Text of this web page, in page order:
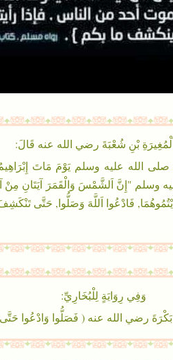
بْنِ شُعْبَةَ رضي الله عنه قَالَ:
الله عليه وسلم يَوْمَ مَاتَ
وسلم "إِنَّ اَلشَّمْسَ وَالْقَمَرَ آيَتَانِ مِنْ
فَادْعُوا اَللَّهَ وَصَلُّوا, حَتَّى
وَفِي رِوَايَةٍ لِلْبُخَارِيِّ:
رضي الله عنه ( فَصَلُّوا وَادْعُوا